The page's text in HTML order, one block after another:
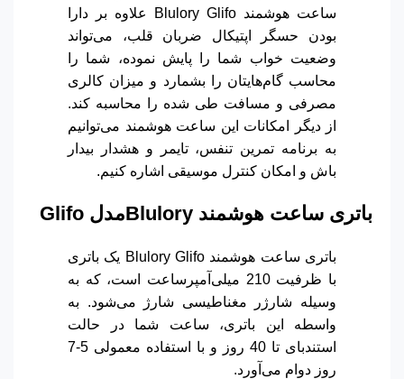
ساعت هوشمند Blulory Glifo علاوه بر دارا
بودن حسگر اپتیکال ضربان قلب، می‌تواند
وضعیت خواب شما را پایش نموده، شما را
محاسب گام‌هایتان را بشمارد و میزان کالری
مصرفی و مسافت طی شده را محاسبه کند.
از دیگر امکانات این ساعت هوشمند می‌توانیم
به برنامه تمرین تنفس، تایمر و هشدار بیدار
باش و امکان کنترل موسیقی اشاره کنیم.
باتری ساعت هوشمند Bluloryمدل Glifo
باتری ساعت هوشمند Blulory Glifo یک باتری
با ظرفیت 210 میلی‌آمپرساعت است، که به
وسیله شارژر مغناطیسی شارژ می‌شود. به
واسطه این باتری، ساعت شما در حالت
استندبای تا 40 روز و با استفاده معمولی 5-7
روز دوام می‌آورد.